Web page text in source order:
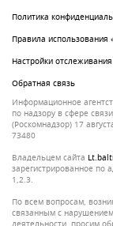
Политика
Правила использования
Настройки отслеживания
Обратная связь
Информационное
по надзору в сфере
(Роскомнадзор) 17
73480
Владельцем сайта
зарегистрированное по
1,2.3.
По всем вопросам,
связанным с